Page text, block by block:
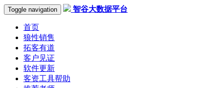
Toggle navigation 智谷大数据平台
首页
狼性销售
拓客有道
客户见证
软件更新
客资工具帮助